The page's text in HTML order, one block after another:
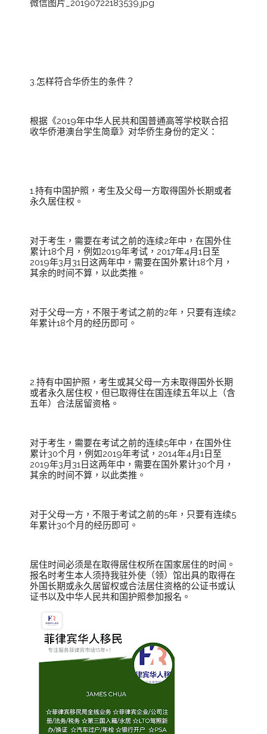
微信图片_20190722183539.jpg
3.怎样符合华侨生的条件？
根据《2019年中华人民共和国普通高等学校联合招
收华侨港澳台学生简章》对华侨生身份的定义：
1.持有中国护照，考生及父母一方取得国外长期或者
永久居住权。
对于考生，需要在考试之前的连续2年中，在国外住
累计18个月，例如2019年考试，2017年4月1日至
2019年3月31日这两年中，需要在国外累计18个月，
其余的时间不算，以此类推。
对于父母一方，不限于考试之前的2年，只要有连续2
年累计18个月的经历即可。
2.持有中国护照，考生或其父母一方未取得国外长期
或者永久居住权，但已取得住在国连续五年以上（含
五年）合法居留资格。
对于考生，需要在考试之前的连续5年中，在国外住
累计30个月，例如2019年考试，2014年4月1日至
2019年3月31日这两年中，需要在国外累计30个月，
其余的时间不算，以此类推。
对于父母一方，不限于考试之前的5年，只要有连续5
年累计30个月的经历即可。
居住时间必须是在取得居住权所在国家居住的时间。
报名时考生本人须持我驻外使（领）馆出具的取得在
外国长期或永久居留权或合法居住资格的公证书或认
证书以及中华人民共和国护照参加报名。